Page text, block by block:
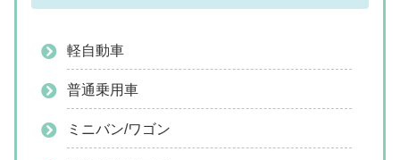
軽自動車
普通乗用車
ミニバン/ワゴン